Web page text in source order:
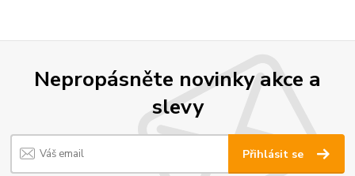
Nepropásněte novinky akce a
slevy
Přihlásit se